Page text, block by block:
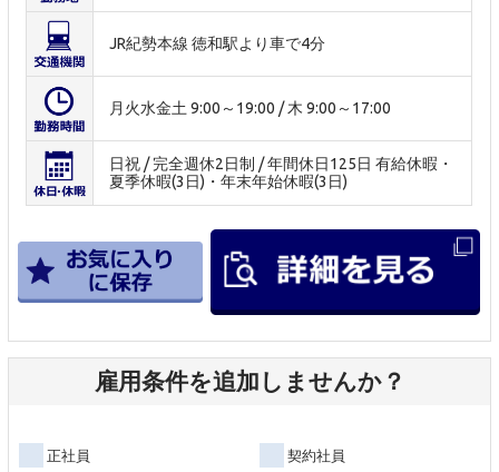
JR紀勢本線 徳和駅より車で4分
月火水金土 9:00～19:00 / 木 9:00～17:00
日祝 / 完全週休2日制 / 年間休日125日 有給休暇・
夏季休暇(3日)・年末年始休暇(3日)
雇用条件を追加しませんか？
正社員 契約社員